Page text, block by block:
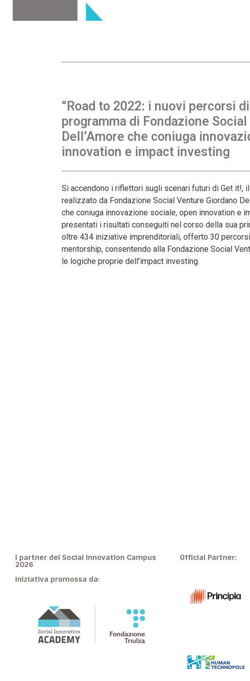
“Road to 2022: i nuovi percorsi
programma di Fondazione
Dell’Amore che coniuga
innovation e impact investing
Si accendono i riflettori sugli scenari futuri di Get it!,
realizzato da Fondazione Social Venture Giordano
che coniuga innovazione sociale, open innovation e
presentati i risultati conseguiti nel corso della sua
oltre 434 iniziative imprenditoriali, offerto 30
mentorship, consentendo alla Fondazione Social
le logiche proprie dell’impact investing.
I partner del Social Innovation Campus
2026
Iniziativa promossa da:
Official Partner: